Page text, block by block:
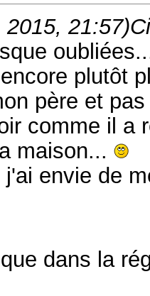
21:57)
plutôt
père et
comme il a
maison...
envie de
dans la